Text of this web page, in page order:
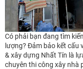
Có phải bạn đang tìm
lượng? Đảm bảo kết cấu
& xây dựng Nhất Tín là
chuyên thi công xây nhà